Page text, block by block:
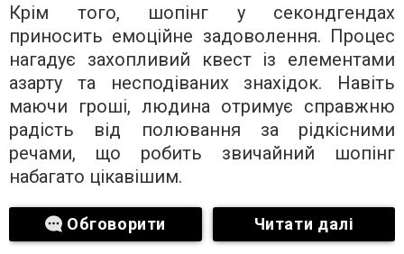
Крім того, шопінг у секондгендах
приносить емоційне задоволення. Процес
нагадує захопливий квест із елементами
азарту та несподіваних знахідок. Навіть
маючи гроші, людина отримує справжню
радість від полювання за рідкісними
речами, що робить звичайний шопінг
набагато цікавішим.
Обговорити Читати далі